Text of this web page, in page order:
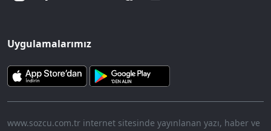
Uygulamalarımız
www.sozcu.com.tr internet sitesinde yayınlanan yazı, haber ve